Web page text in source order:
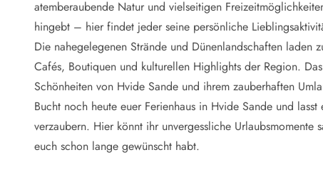
We love people
Esmark VIP Partnervorteile
Esmark KidsVIP
LEGOLAND® Rabatt
Urlaub mit Kindern
Urlaub mit Hund
Urlaub am Strand
atemberaubende Natur und vielseitigen
hingebt – hier findet jeder seine persönliche
Die nahegelegenen Strände und Dünenlandschaften laden
Cafés, Boutiquen und kulturellen Highlights der Region.
Schönheiten von Hvide Sande und ihrem zauberhaften
Bucht noch heute euer Ferienhaus in Hvide Sande und
verzaubern. Hier könnt ihr unvergessliche
euch schon lange gewünscht habt.